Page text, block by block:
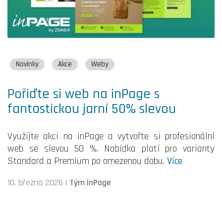
Novinky Akce Weby
Pořiďte si web na inPage s
fantastickou jarní 50% slevou
Využijte akci na inPage a vytvořte si profesionální
web se slevou 50 %. Nabídka platí pro varianty
Standard a Premium po omezenou dobu. Více
10. března 2026 | Tým inPage